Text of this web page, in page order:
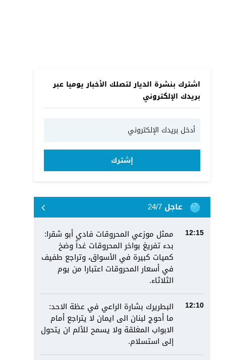
اشترك بنشرة الديار لتصلك الأخبار يوميا عبر
بريدك الإلكتروني
إشترك
عاجل 24/7
12:15
ممثل موزعي المحروقات فادي أبو شقرا:
بدء تفريغ بواخر المحروقات غداً وضخ
كميات كبيرة في الأسواق، وتراجع طفيف
في أسعار المحروقات اعتبارا من يوم
الثلاثاء.
12:10
البطريرك بشارة الراعي في عظة الاحد:
ما أحوج لبنان الى ايمان لا يتراجع أمام
الابواب المغلقة ولا يسمح للألم ان يتحول
إلى استسلام.